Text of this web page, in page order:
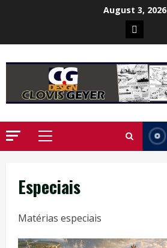
August 3, 2026
Poster
da
Ilha
Primary
Especiais
Matérias especiais